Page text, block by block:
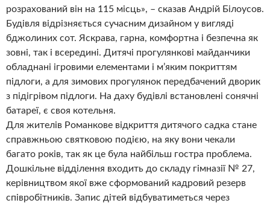
розрахований він на 115 місць», – сказав Андрій Білоусов.
Будівля відрізняється сучасним дизайном у вигляді
бджолиних сот. Яскрава, гарна, комфортна і безпечна як
зовні, так і всередині. Дитячі прогулянкові майданчики
обладнані ігровими елементами і м’яким покриттям
підлоги, а для зимових прогулянок передбачений дворик
з підігрівом підлоги. На даху будівлі встановлені сонячні
батареї, є своя котельня.
Для жителів Романкове відкриття дитячого садка стане
справжньою святковою подією, на яку вони чекали
багато років, так як це була найбільш гостра проблема.
Дошкільне відділення входить до складу гімназії № 27,
керівництвом якої вже сформований кадровий резерв
співробітників. Запис дітей відбуватиметься через